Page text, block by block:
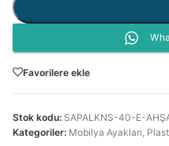
Favorilere ekle
Stok kodu: SAPALKNS-40-E-
Kategoriler: Mobilya Ayakları,